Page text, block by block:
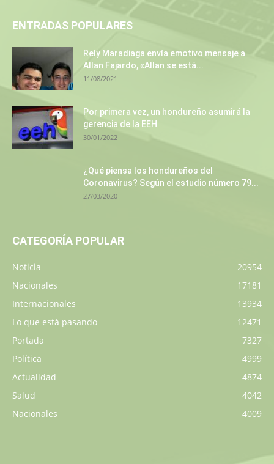
ENTRADAS POPULARES
Rely Maradiaga envía emotivo mensaje a
Allan Fajardo, «Allan se está...
11/08/2021
Por primera vez, un hondureño asumirá la
gerencia de la EEH
30/01/2022
¿Qué piensa los hondureños del
Coronavirus? Según el estudio número 79...
27/03/2020
CATEGORÍA POPULAR
Noticia
20954
Nacionales
17181
Internacionales
13934
Lo que está pasando
12471
Portada
7327
Política
4999
Actualidad
4874
Salud
4042
Nacionales
4009